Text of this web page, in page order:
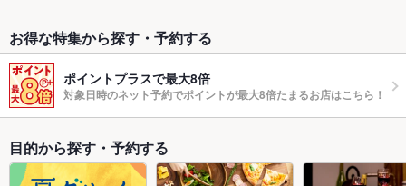
お得な特集から探す・予約する
ポイントプラスで最大8倍
対象日時のネット予約でポイントが最大8倍たまるお店はこちら！
目的から探す・予約する